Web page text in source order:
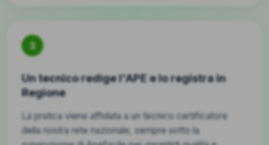
3
Un tecnico redige l'APE e lo registra in
Regione
La pratica viene affidata a un tecnico certificatore
della nostra rete nazionale, sempre sotto la